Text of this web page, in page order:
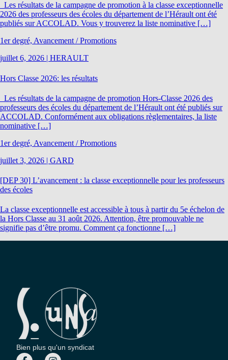
Les résultats de la campagne de promotion à la classe exceptionnelle
2026 des professeurs des écoles du département de l’Hérault ont été
publiés sur ACCOLAD. Vous y trouverez la liste nominative […]
1er degré, Avancement / Promotions
juillet 6, 2026 | HERAULT
Hors Classe 2026: les résultats
Les résultats de la campagne de promotion Hors-Classe 2026 des
professeurs des écoles du département de l’Hérault ont été publiés sur
ACCOLAD. Conformément aux obligations règlementaires, la liste
nominative […]
1er degré, Avancement / Promotions
juillet 3, 2026 | GARD
[DEP 30] L’avancement : la classe exceptionnelle pour les professeurs
des écoles
La classe exceptionnelle est accessible à tous à partir du 5e échelon de
la Hors Classe au 31 août 2026. Attention, être promouvable ne
signifie pas d’être promu. Comment ça fonctionne […]
Bien plus qu'un syndicat